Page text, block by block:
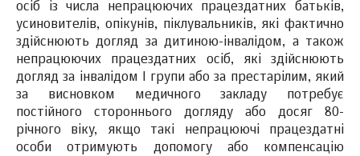
осіб із числа непрацюючих працездатних батьків,
усиновителів, опікунів, піклувальників, які фактично
здійснюють догляд за дитиною-інвалідом, а також
непрацюючих працездатних осіб, які здійснюють
догляд за інвалідом І групи або за престарілим, який
за висновком медичного закладу потребує
постійного стороннього догляду або досяг 80-
річного віку, якщо такі непрацюючі працездатні
особи отримують допомогу або компенсацію